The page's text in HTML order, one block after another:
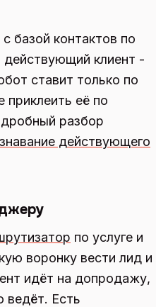
базой контактов по
действующий клиент -
ставит только по
приклеить её по
разбор
действующего
по услуге и
воронку вести лид и
идёт на допродажу,
ведёт. Есть